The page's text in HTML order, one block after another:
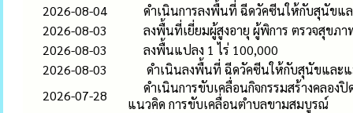
2026-08-04
ดำเนินการลงพื้นที่ ฉีดวัคซีนให้กับสุนัขแ
2026-08-03
ลงพื้นที่เยี่ยมผู้สูงอายุ ผู้พิการ ตรวจสุขภ
2026-08-03
ลงพื้นแปลง 1 ไร่ 100,000
2026-08-03
ดำเนินลงพื้นที่ ฉีดวัคซีนให้กับสุนัขและ
2026-07-28
ดำเนินการขับเคลื่อนกิจกรรมสร้างคลอง
แนวคิด การขับเคลื่อนตำบลขามสมบูรณ์